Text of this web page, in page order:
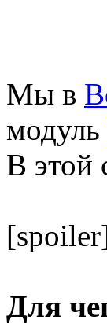
Мы в
модуль
В этой
Для